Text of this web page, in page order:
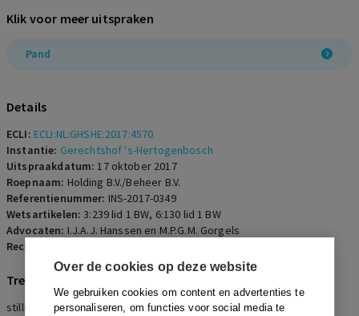
Over de cookies op deze website
We gebruiken cookies om content en advertenties te
personaliseren, om functies voor social media te
pandakte behorende pandlijst, is
die lijst leidend.
Klik voor meer uitspraken
Pand
Details
ECLI: ECLI:NL:GHSHE:2017:4570
Instantie: Gerechtshof 's-Hertogenbosch
Uitspraakdatum:17 oktober 2017
Roepnaam: Holding B.V./Beheer B.V.
Referentienummer: INS-2017-0349
Wetsartikelen:3:239 lid 1 BW, 6:130 lid 1 BW
Advocaten: I.J.A.J. Hanssen en M.P.G.M. Gorgels
Rechters:
Trefwoorden
stille verpanding vorderingen op naam